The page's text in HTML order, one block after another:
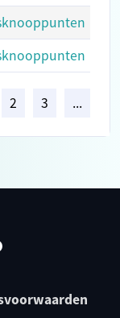
2 3 ...